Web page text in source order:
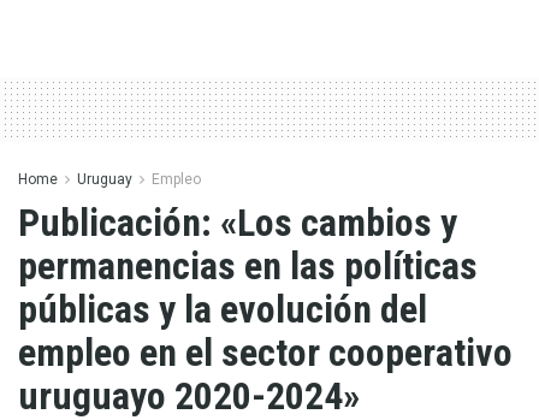
Home Uruguay Empleo
Publicación: «Los cambios y
permanencias en las políticas
públicas y la evolución del
empleo en el sector cooperativo
uruguayo 2020-2024»